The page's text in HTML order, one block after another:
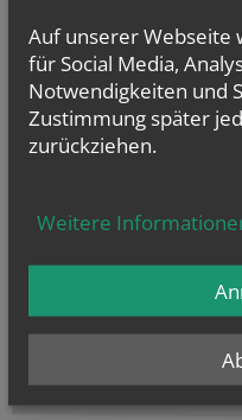
Auf unserer Webseite
für Social Media,
Notwendigkeiten und
Zustimmung später
zurückziehen.
Weitere